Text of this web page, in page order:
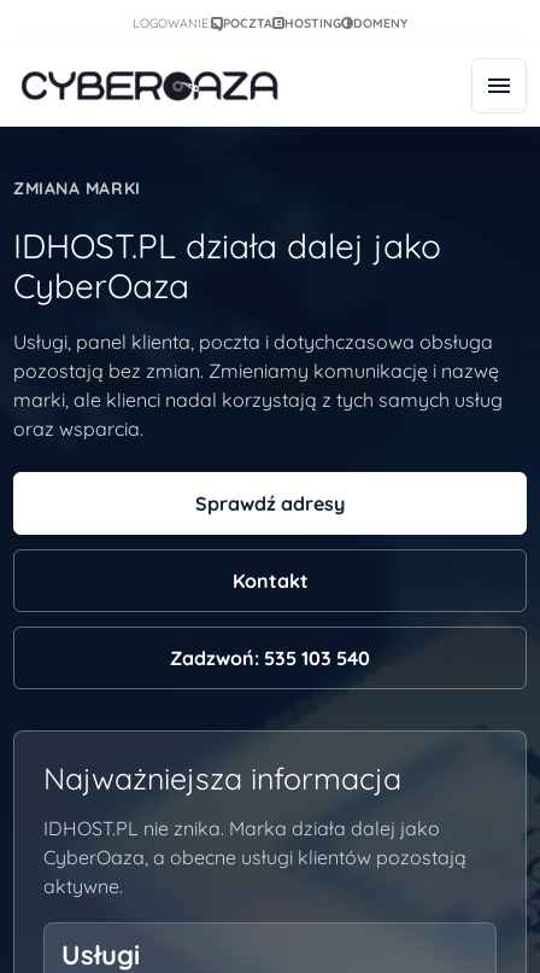
LOGOWANIE: POCZTA HOSTING DOMENY
ZMIANA MARKI
IDHOST.PL działa dalej jako
CyberOaza
Usługi, panel klienta, poczta i dotychczasowa obsługa
pozostają bez zmian. Zmieniamy komunikację i nazwę
marki, ale klienci nadal korzystają z tych samych usług
oraz wsparcia.
Sprawdź adresy
Kontakt
Zadzwoń: 535 103 540
Najważniejsza informacja
IDHOST.PL nie znika. Marka działa dalej jako
CyberOaza, a obecne usługi klientów pozostają
aktywne.
Usługi